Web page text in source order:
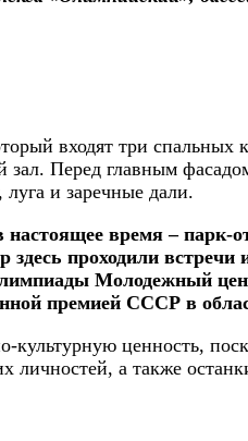
входят три
зал. Перед главным
и заречные дали.
время – парк-
проходили
Молодежный
премией СССР в
ценность,
личностей, а также